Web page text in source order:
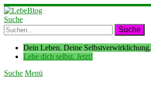
Suche
Dein Leben. Deine Selbstverwirklichung.
Lebe dich selbst. Jetzt!
Suche Menü